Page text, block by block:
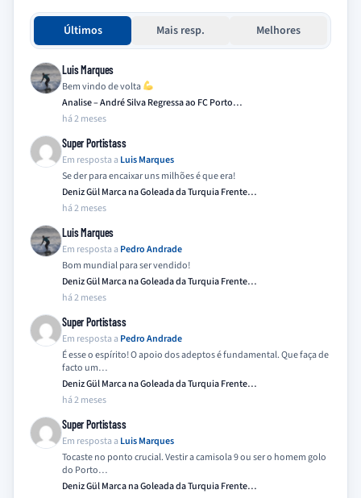
Últimos Mais resp. Melhores
Luis Marques
Bem vindo de volta
Analise – André Silva Regressa ao FC Porto…
há 2 meses
Super Portistass
Em resposta a Luis Marques
Se der para encaixar uns milhões é que era!
Deniz Gül Marca na Goleada da Turquia Frente…
há 2 meses
Luis Marques
Em resposta a Pedro Andrade
Bom mundial para ser vendido!
Deniz Gül Marca na Goleada da Turquia Frente…
há 2 meses
Super Portistass
Em resposta a Pedro Andrade
É esse o espírito! O apoio dos adeptos é fundamental. Que faça de
facto um…
Deniz Gül Marca na Goleada da Turquia Frente…
há 2 meses
Super Portistass
Em resposta a Luis Marques
Tocaste no ponto crucial. Vestir a camisola 9 ou ser o homem golo
do Porto…
Deniz Gül Marca na Goleada da Turquia Frente…